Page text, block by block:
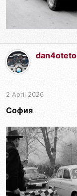
dan4oteto
2 April 2026
София